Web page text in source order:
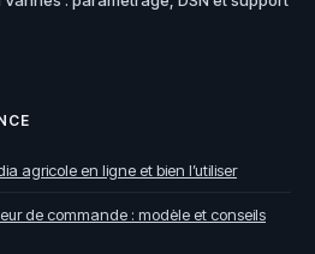
agricole en ligne et bien l’utiliser
de commande : modèle et conseils